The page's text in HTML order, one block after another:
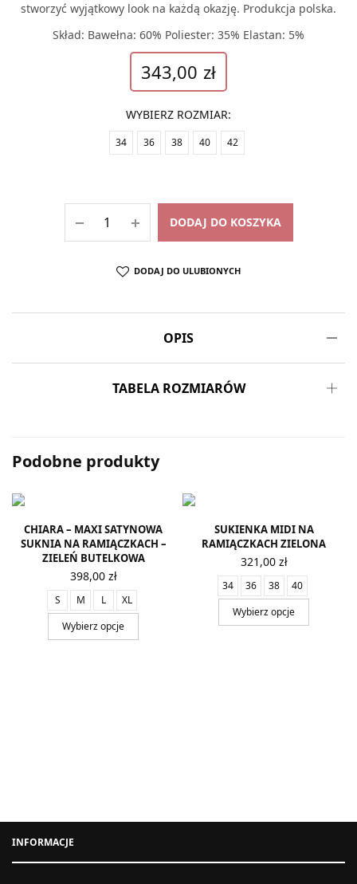
stworzyć wyjątkowy look na każdą okazję. Produkcja polska.
Skład: Bawełna: 60% Poliester: 35% Elastan: 5%
343,00 zł
WYBIERZ ROZMIAR:
34 36 38 40 42
DODAJ DO KOSZYKA
DODAJ DO ULUBIONYCH
OPIS
TABELA ROZMIARÓW
Podobne produkty
CHIARA – MAXI SATYNOWA
SUKNIA NA RAMIĄCZKACH –
ZIELEŃ BUTELKOWA
398,00 zł
S M L
XL
Wybierz opcje
SUKIENKA MIDI NA
RAMIĄCZKACH ZIELONA
321,00 zł
34 36 38
40
Wybierz opcje
INFORMACJE